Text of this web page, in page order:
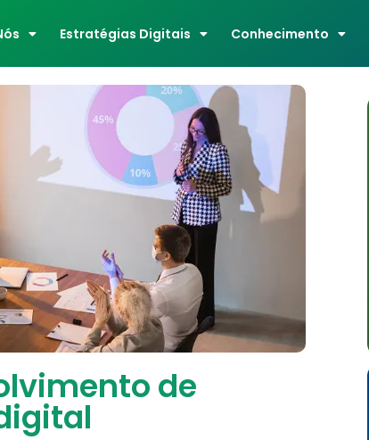
Estratégias Digitais Conhecimento
de